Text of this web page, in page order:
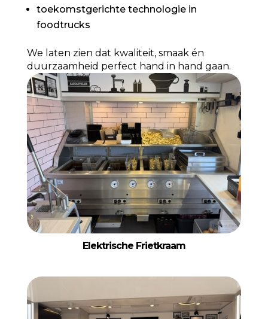
toekomstgerichte technologie in
foodtrucks
We laten zien dat kwaliteit, smaak én
duurzaamheid perfect hand in hand gaan.
Elektrische Frietkraam